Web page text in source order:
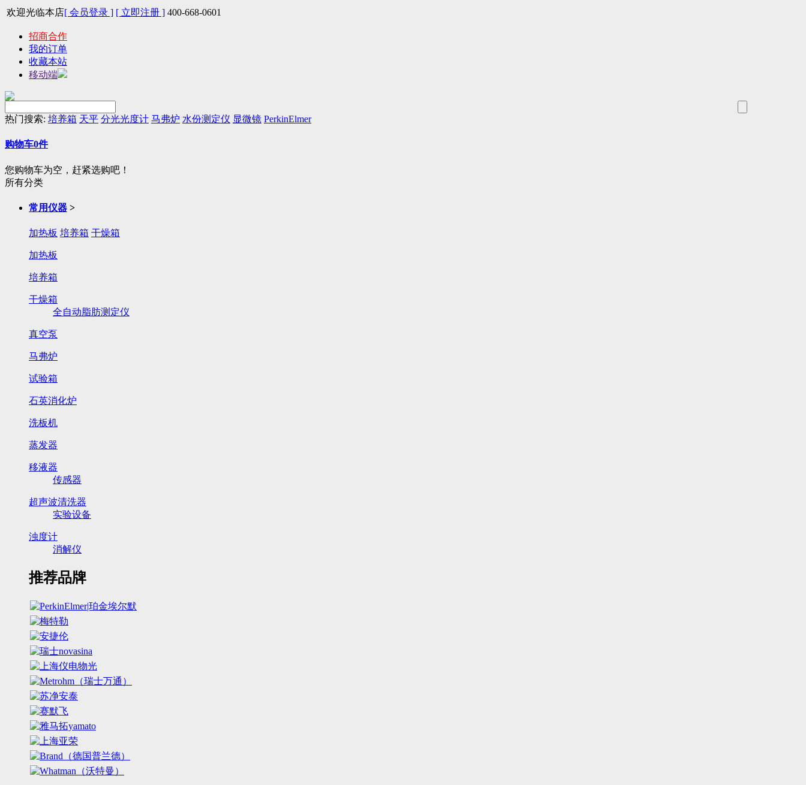
欢迎光临本店[ 会员登录 ] [ 立即注册 ] 400-668-0601
招商合作
我的订单
收藏本站
移动端
热门搜索: 培养箱 天平 分光光度计 马弗炉 水份测定仪 显微镜 PerkinElmer
购物车0件
您购物车为空，赶紧选购吧！
所有分类
常用仪器 >
加热板 培养箱 干燥箱
加热板
培养箱
干燥箱
全自动脂肪测定仪
真空泵
马弗炉
试验箱
石英消化炉
洗板机
蒸发器
移液器
传感器
超声波清洗器
实验设备
浊度计
消解仪
推荐品牌